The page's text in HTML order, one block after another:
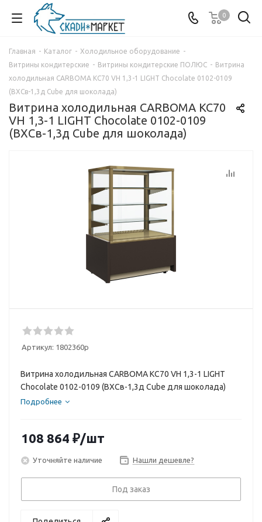
0
Главная - Каталог - Холодильное оборудование -
Витрины кондитерские - Витрины кондитерские ПОЛЮС - Витрина
холодильная CARBOMA KC70 VH 1,3-1 LIGHT Chocolate 0102-0109
(ВХСв-1,3д Cube для шоколада)
Витрина холодильная CARBOMA KC70
VH 1,3-1 LIGHT Chocolate 0102-0109
(ВХСв-1,3д Cube для шоколада)
Артикул: 1802360p
Витрина холодильная CARBOMA KC70 VH 1,3-1 LIGHT
Chocolate 0102-0109 (ВХСв-1,3д Cube для шоколада)
Подробнее
108 864 ₽/шт
Уточняйте наличие Нашли дешевле?
Под заказ